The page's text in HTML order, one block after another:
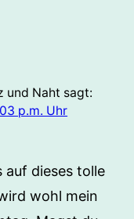
und Naht sagt:
p.m. Uhr
auf dieses tolle
wohl mein